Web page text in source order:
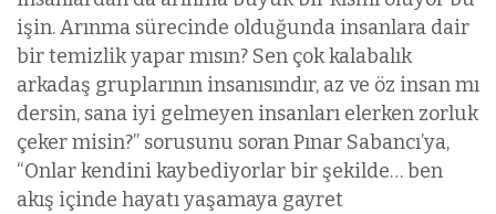
işin. Arınma sürecinde olduğunda insanlara dair
bir temizlik yapar mısın? Sen çok kalabalık
arkadaş gruplarının insanısındır, az ve öz insan mı
dersin, sana iyi gelmeyen insanları elerken zorluk
çeker misin?” sorusunu soran Pınar Sabancı’ya,
“Onlar kendini kaybediyorlar bir şekilde… ben
akış içinde hayatı yaşamaya gayret